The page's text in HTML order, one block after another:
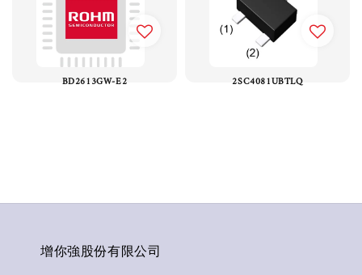
BD2613GW-E2 2SC4081UBTLQ
增你強股份有限公司